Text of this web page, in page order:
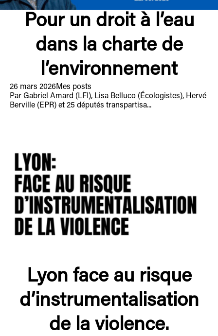
Pour un droit à l’eau
dans la charte de
l’environnement
26 mars 2026 Mes posts
Par Gabriel Amard (LFI), Lisa Belluco (Écologistes), Hervé
Berville (EPR) et 25 députés transpartisa...
Lyon face au risque
d’instrumentalisation
de la violence.